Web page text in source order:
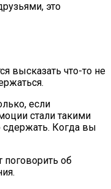
это
высказать что-то не
если
стали такими
Когда вы
поговорить об